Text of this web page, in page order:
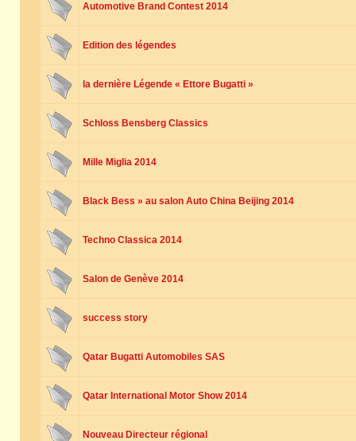
Automotive Brand Contest 2014
Edition des légendes
la dernière Légende « Ettore Bugatti »
Schloss Bensberg Classics
Mille Miglia 2014
Black Bess » au salon Auto China Beijing 2014
Techno Classica 2014
Salon de Genève 2014
success story
Qatar Bugatti Automobiles SAS
Qatar International Motor Show 2014
Nouveau Directeur régional